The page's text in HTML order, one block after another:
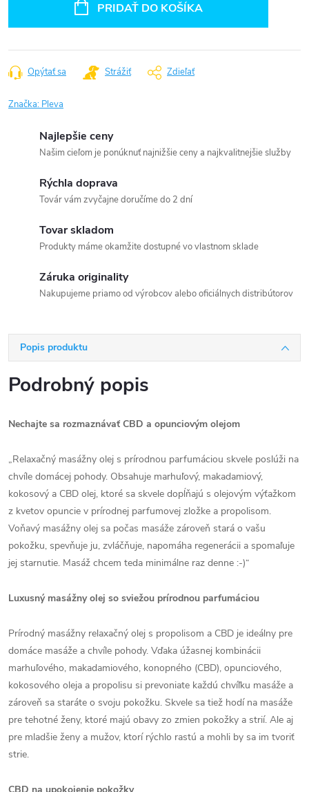
PRIDAŤ DO KOŠÍKA
Opýtať sa Strážiť Zdieľať
Značka: Pleva
Najlepšie ceny
Našim cieľom je ponúknuť najnižšie ceny a najkvalitnejšie služby
Rýchla doprava
Továr vám zvyčajne doručíme do 2 dní
Tovar skladom
Produkty máme okamžite dostupné vo vlastnom sklade
Záruka originality
Nakupujeme priamo od výrobcov alebo oficiálnych distribútorov
Popis produktu
Podrobný popis
Nechajte sa rozmaznávať CBD a opunciovým olejom
„Relaxačný masážny olej s prírodnou parfumáciou skvele poslúži na
chvíle domácej pohody. Obsahuje marhuľový, makadamiový,
kokosový a CBD olej, ktoré sa skvele dopĺňajú s olejovým výťažkom
z kvetov opuncie v prírodnej parfumovej zložke a propolisom.
Voňavý masážny olej sa počas masáže zároveň stará o vašu
pokožku, spevňuje ju, zvláčňuje, napomáha regenerácii a spomaľuje
jej starnutie. Masáž chcem teda minimálne raz denne :-)“
Luxusný masážny olej so sviežou prírodnou parfumáciou
Prírodný masážny relaxačný olej s propolisom a CBD je ideálny pre
domáce masáže a chvíle pohody. Vďaka úžasnej kombinácii
marhuľového, makadamiového, konopného (CBD), opunciového,
kokosového oleja a propolisu si prevoniate každú chvíľku masáže a
zároveň sa staráte o svoju pokožku. Skvele sa tiež hodí na masáže
pre tehotné ženy, ktoré majú obavy zo zmien pokožky a strií. Ale aj
pre mladšie ženy a mužov, ktorí rýchlo rastú a mohli by sa im tvoriť
strie.